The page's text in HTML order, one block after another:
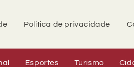
Política de privacidade
Esportes Turismo